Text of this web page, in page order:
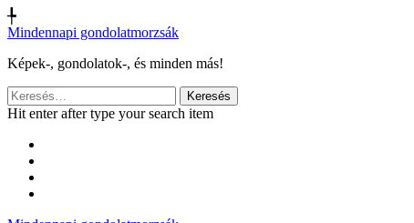
╄
Mindennapi gondolatmorzsák
Képek-, gondolatok-, és minden más!
Keresés:
Hit enter after type your search item